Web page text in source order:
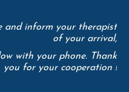
and inform your therapist
of your arrival,
with your phone. Thank
you for your cooperation !